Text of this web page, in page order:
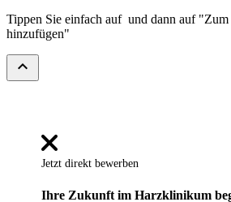
Tippen Sie einfach auf und dann auf
hinzufügen"
expand_less
Jetzt direkt bewerben
Ihre Zukunft im Harzklinikum